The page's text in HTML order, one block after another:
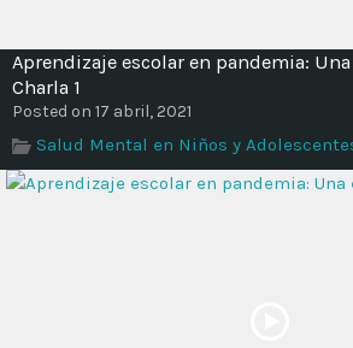
Aprendizaje escolar en pandemia:
Charla 1
Posted on 17 abril, 2021
Salud Mental en Niños y